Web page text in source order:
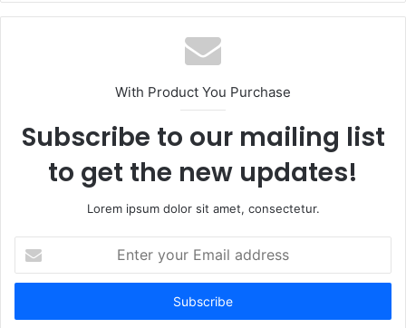
With Product You Purchase
Subscribe to our mailing list
to get the new updates!
Lorem ipsum dolor sit amet, consectetur.
your
Email